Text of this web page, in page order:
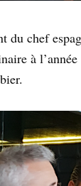
du chef
à